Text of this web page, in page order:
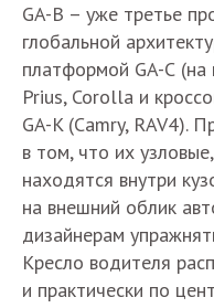
GA-B – уже третье
глобальной
платформой GA-С (на
Prius, Corolla и
GA-K (Camry, RAV4).
в том, что их
находятся внутри
на внешний облик
дизайнерам
Кресло водителя
и практически по